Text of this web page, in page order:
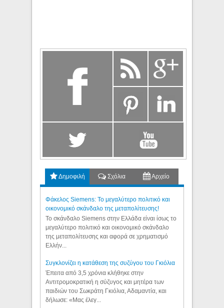
Δημοφιλή Σχόλια Αρχείο
Φάκελος Siemens: Το μεγαλύτερο πολιτικό και
οικονομικό σκάνδαλο της μεταπολίτευσης!
Το σκάνδαλο Siemens στην Ελλάδα είναι ίσως το
μεγαλύτερο πολιτικό και οικονομικό σκάνδαλο
της μεταπολίτευσης και αφορά σε χρηματισμό
Ελλήν...
Συγκλονίζει η κατάθεση της συζύγου του Γκιόλια
Έπειτα από 3,5 χρόνια κλήθηκε στην
Αντιτρομοκρατική η σύζυγος και μητέρα των
παιδιών του Σωκράτη Γκιόλια, Αδαμαντία, και
δήλωσε: «Μας έλεγ...